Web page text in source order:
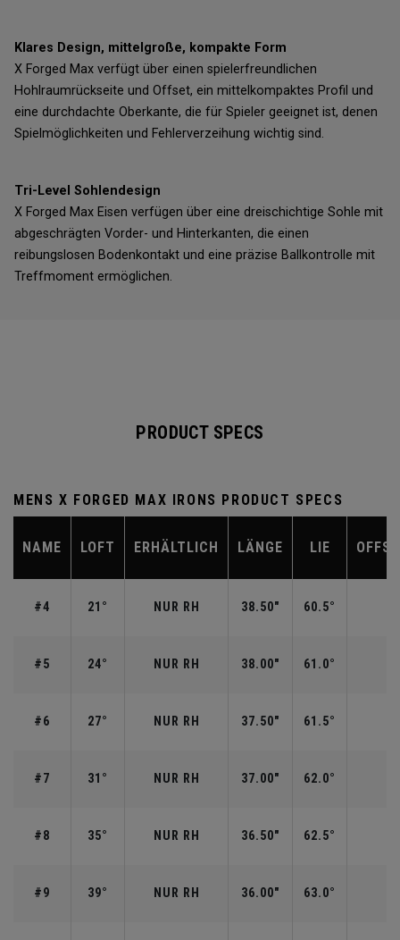
Klares Design, mittelgroße, kompakte Form
X Forged Max verfügt über einen spielerfreundlichen
Hohlraumrückseite und Offset, ein mittelkompaktes Profil und
eine durchdachte Oberkante, die für Spieler geeignet ist, denen
Spielmöglichkeiten und Fehlerverzeihung wichtig sind.
Tri-Level Sohlendesign
X Forged Max Eisen verfügen über eine dreischichtige Sohle mit
abgeschrägten Vorder- und Hinterkanten, die einen
reibungslosen Bodenkontakt und eine präzise Ballkontrolle mit
Treffmoment ermöglichen.
PRODUCT SPECS
MENS X FORGED MAX IRONS PRODUCT SPECS
NAME LOFT ERHÄLTLICH LÄNGE LIE
#4 21° NUR RH 38.50" 60.5°
#5 24° NUR RH 38.00" 61.0°
#6 27° NUR RH 37.50" 61.5°
#7 31° NUR RH 37.00" 62.0°
#8 35° NUR RH 36.50" 62.5°
#9 39° NUR RH 36.00" 63.0°